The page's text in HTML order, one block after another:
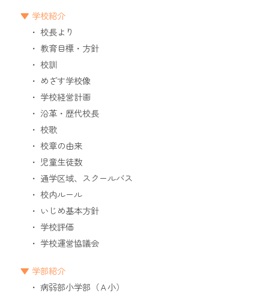
学校紹介
校長より
教育目標・方針
校訓
めざす学校像
学校経営計画
沿革・歴代校長
校歌
校章の由来
児童生徒数
通学区域、スクールバス
校内ルール
いじめ基本方針
学校評価
学校運営協議会
学部紹介
病弱部小学部（Ａ小）